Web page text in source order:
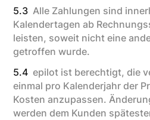
5.3 Alle Zahlungen sind
Kalendertagen ab
leisten, soweit nicht eine
getroffen wurde.
5.4 epilot ist berechtigt, die
einmal pro Kalenderjahr der
Kosten anzupassen.
werden dem Kunden